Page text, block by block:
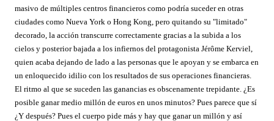
masivo de múltiples centros financieros como podría suceder en otras
ciudades como Nueva York o Hong Kong, pero quitando su "limitado"
decorado, la acción transcurre correctamente gracias a la subida a los
cielos y posterior bajada a los infiernos del protagonista Jérôme Kerviel,
quien acaba dejando de lado a las personas que le apoyan y se embarca en
un enloquecido idilio con los resultados de sus operaciones financieras.
El ritmo al que se suceden las ganancias es obscenamente trepidante. ¿Es
posible ganar medio millón de euros en unos minutos? Pues parece que sí
¿Y después? Pues el cuerpo pide más y hay que ganar un millón y así